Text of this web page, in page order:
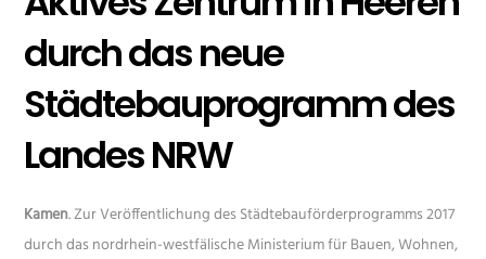
durch das neue
Städtebauprogramm des
Landes NRW
Kamen. Zur Veröffentlichung des Städtebauförderprogramms 2017
durch das nordrhein-westfälische Ministerium für Bauen, Wohnen,